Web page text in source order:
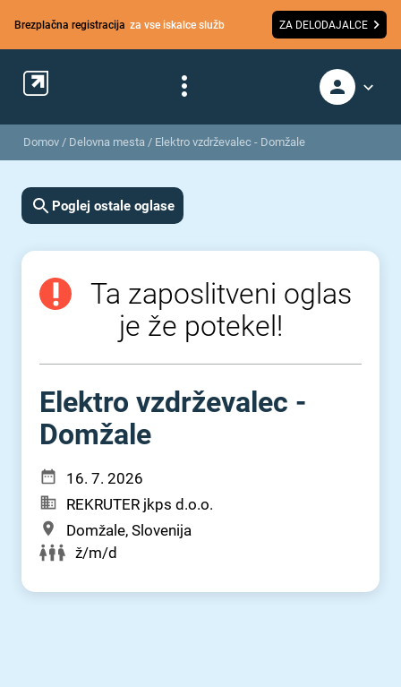
Brezplačna registracija za vse iskalce služb ZA DELODAJALCE
Domov / Delovna mesta / Elektro vzdrževalec - Domžale
Poglej ostale oglase
Ta zaposlitveni oglas
je že potekel!
Elektro vzdrževalec -
Domžale
16. 7. 2026
REKRUTER jkps d.o.o.
Domžale, Slovenija
ž/m/d